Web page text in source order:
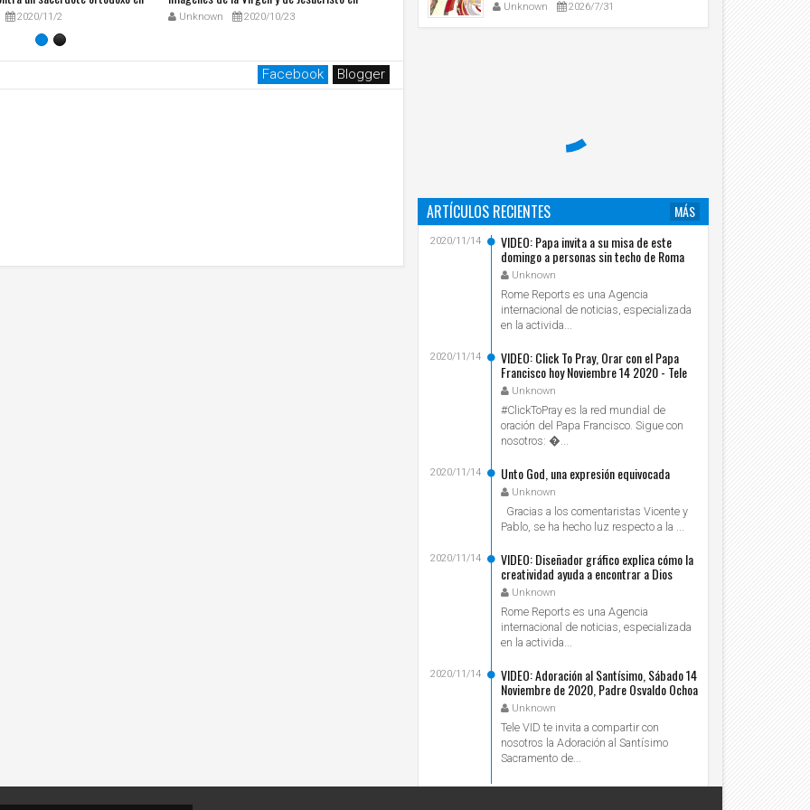
2020/11/2 Arizona 221020
Unknown 2020/10/23 Paraguay 231020
Unknown 2020/10/23
Facebook Blogger
Unknown 2026/7/31
ARTÍCULOS RECIENTES
MÁS
VIDEO: Papa invita a su misa de este
domingo a personas sin techo de Roma
Unknown
2020/11/14
Rome Reports es una Agencia
internacional de noticias, especializada
en la activida...
VIDEO: Click To Pray, Orar con el Papa
Francisco hoy Noviembre 14 2020 - Tele
VIDUnknown
2020/11/14
#ClickToPray es la red mundial de
oración del Papa Francisco. Sigue con
nosotros: ...
Unto God, una expresión equivocada
Unknown
2020/11/14
Gracias a los comentaristas Vicente y
Pablo, se ha hecho luz respecto a la ...
VIDEO: Diseñador gráfico explica cómo la
creatividad ayuda a encontrar a Dios
Unknown
2020/11/14
Rome Reports es una Agencia
internacional de noticias, especializada
en la activida...
VIDEO: Adoración al Santísimo, Sábado 14
Noviembre de 2020, Padre Osvaldo Ochoa
- Tele VID
Unknown
2020/11/14
Tele VID te invita a compartir con
nosotros la Adoración al Santísimo
Sacramento de...